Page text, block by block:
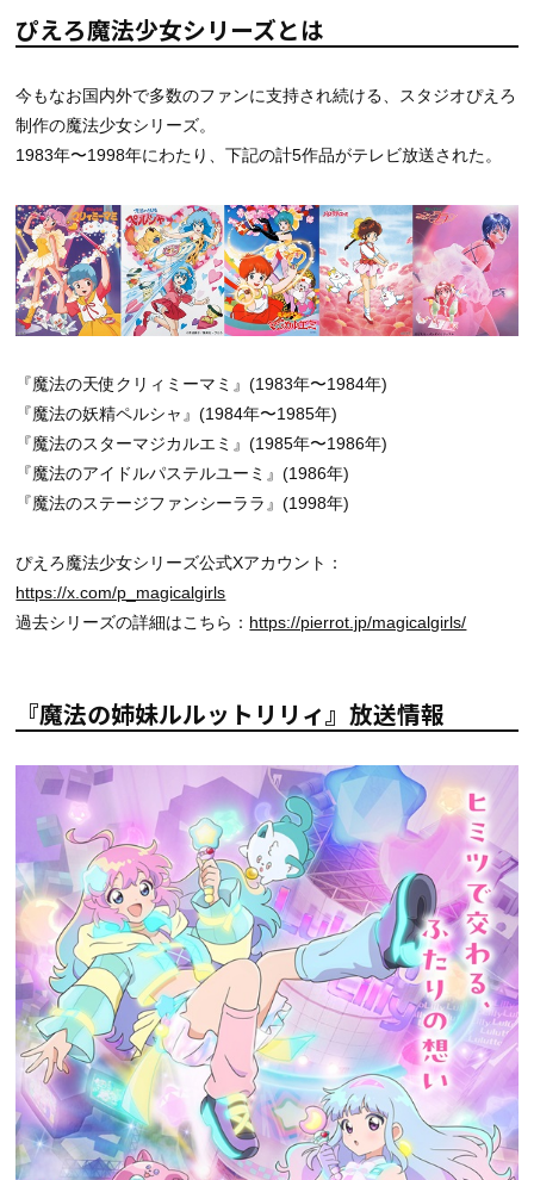
ぴえろ魔法少女シリーズとは
今もなお国内外で多数のファンに支持され続ける、スタジオぴえろ
制作の魔法少女シリーズ。
1983年〜1998年にわたり、下記の計5作品がテレビ放送された。
『魔法の天使クリィミーマミ』(1983年〜1984年)
『魔法の妖精ペルシャ』(1984年〜1985年)
『魔法のスターマジカルエミ』(1985年〜1986年)
『魔法のアイドルパステルユーミ』(1986年)
『魔法のステージファンシーララ』(1998年)
ぴえろ魔法少女シリーズ公式Xアカウント：
https://x.com/p_magicalgirls
過去シリーズの詳細はこちら： https://pierrot.jp/magicalgirls/
『魔法の姉妹ルルットリリィ』放送情報